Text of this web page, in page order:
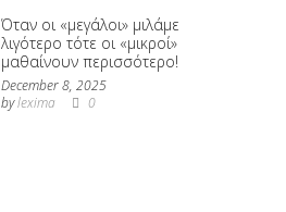
Όταν οι «μεγάλοι» μιλάμε
λιγότερο τότε οι «μικροί»
μαθαίνουν περισσότερο!
December 8, 2025
bylexima 0